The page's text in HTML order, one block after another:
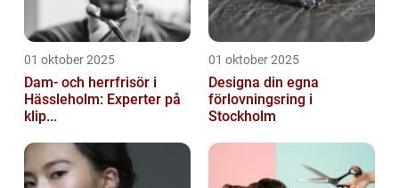
01 oktober 2025
Dam- och herrfrisör i
Hässleholm: Experter på
klip...
01 oktober 2025
Designa din egna
förlovningsring i
Stockholm